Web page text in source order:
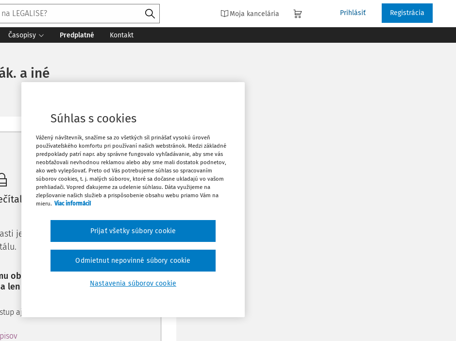
Moja kancelária Prihlásiť Registrácia
Časopisy Predplatné Kontakt
a iné
Máte predplatné? Prihláste sa
len začiatok...
je dostupný predplatiteľom
obsahu a získajte prístup na 10
len zaregistrovať.
aj k vybranému obsahu:
Vytlačiť
Obľúbené
Stiahnuť
Súhlas s cookies
Vážený návštevník, snažíme sa zo všetkých síl prinášať vysokú úroveň
používateľského komfortu pri používaní našich webstránok. Medzi základné
predpoklady patrí napr. aby správne fungovalo vyhľadávanie, aby sme vás
neobťažovali nevhodnou reklamou alebo aby sme mali dostatok podnetov,
ako web vylepšovať. Preto od Vás potrebujeme súhlas so spracovaním
súborov cookies, t. j. malých súborov, ktoré sa dočasne ukladajú vo vašom
prehliadači. Vopred ďakujeme za udelenie súhlasu. Dáta využijeme na
zlepšovanie našich služieb a prispôsobenie obsahu webu priamo Vám na
mieru. Viac informácií
Nastavenia súborov cookie
Odmietnut nepovinné súbory cookie
Prijať všetky súbory cookie